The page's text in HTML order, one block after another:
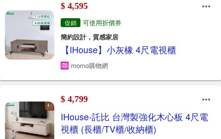
$ 4,595
促銷
可使用折價券
簡約設計，質感家居
【IHouse】小灰橡 4尺電視櫃
momo購物網
$ 4,799
IHouse-託比 台灣製強化木心板 4尺電
視櫃 (長櫃/TV櫃/收納櫃)